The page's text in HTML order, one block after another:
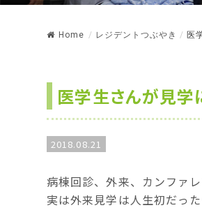
Home / レジデントつぶやき / 医
医学生さんが見学
2018.08.21
病棟回診、外来、カンファ
実は外来見学は人生初だっ